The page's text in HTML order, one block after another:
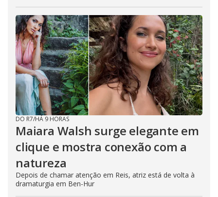
DO R7/HÁ 9 HORAS
Maiara Walsh surge elegante em
clique e mostra conexão com a
natureza
Depois de chamar atenção em Reis, atriz está de volta à
dramaturgia em Ben-Hur